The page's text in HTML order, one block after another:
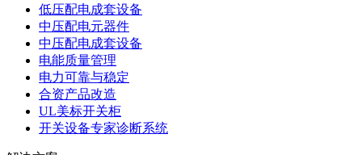
低压配电成套设备
中压配电元器件
中压配电成套设备
电能质量管理
电力可靠与稳定
合资产品改造
UL美标开关柜
开关设备专家诊断系统